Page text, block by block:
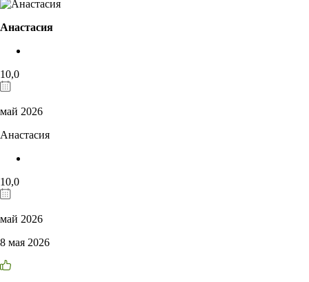
Анастасия
10,0
май 2026
Анастасия
10,0
май 2026
8 мая 2026